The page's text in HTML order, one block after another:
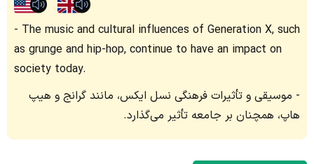
The music and cultural influences of Generation X, such
as grunge and hip-hop, continue to have an impact on
society today.
موسیقی و تأثیرات فرهنگی نسل ایکس، مانند گرانج و هیپ
هاپ، همچنان بر جامعه تأثیر می‌گذارد.